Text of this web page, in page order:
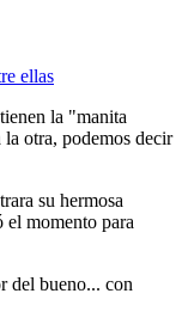
la "manita
la otra, podemos decir
su hermosa
el momento para
del bueno... con